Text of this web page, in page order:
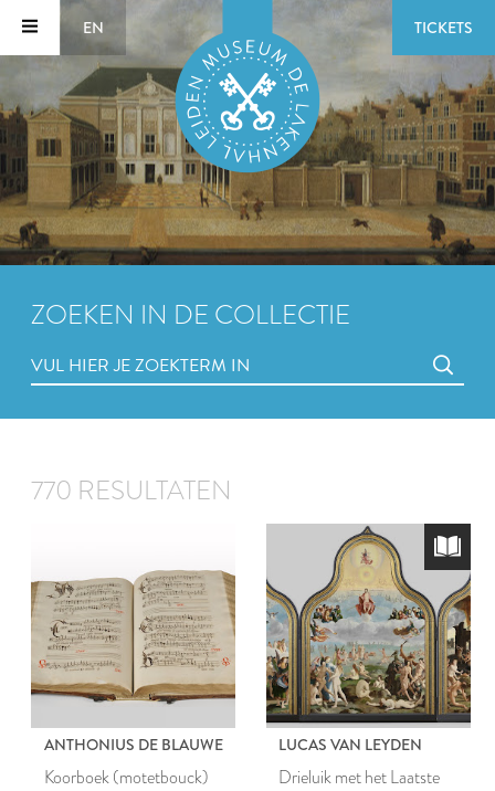
EN TICKETS
ZOEKEN IN DE COLLECTIE
770 RESULTATEN
ANTHONIUS DE BLAUWE
Koorboek (motetbouck)
LUCAS VAN LEYDEN
Drieluik met het Laatste